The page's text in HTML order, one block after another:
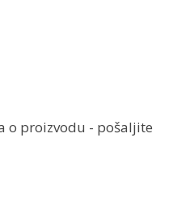
o proizvodu - pošaljite